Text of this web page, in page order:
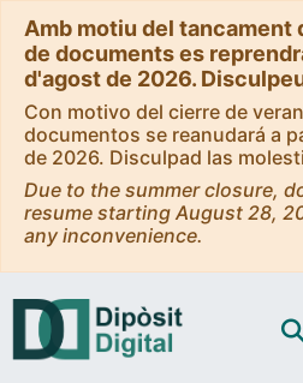
Amb motiu del tancament
de documents es
d'agost de 2026.
Con motivo del cierre de
documentos se reanudará a
de 2026. Disculpad las
Due to the summer closure,
resume starting August 28,
any inconvenience.